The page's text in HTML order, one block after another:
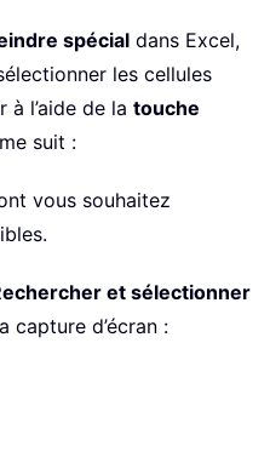
spécial dans Excel,
les cellules
à l’aide de la touche
suit :
vous souhaitez
et sélectionner
capture d’écran :